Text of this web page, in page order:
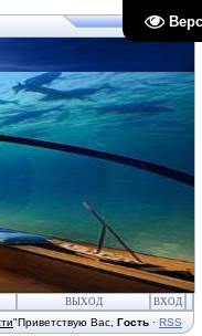
ВЫХОД ВХОД
"Приветствую Вас Гость · RSS